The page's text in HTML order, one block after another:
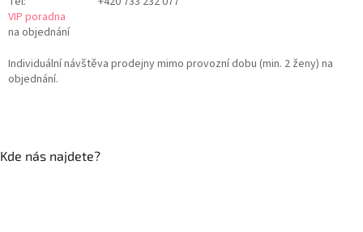
VIP poradna
na objednání
Individuální návštěva prodejny mimo provozní dobu (min. 2 ženy) na
objednání.
Kde nás najdete?